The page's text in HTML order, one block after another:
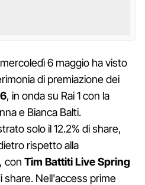
6 maggio ha visto
di premiazione dei
, in onda su Rai 1 con la
e Bianca Balti.
solo il 12.2% di share,
rispetto alla
con Tim Battiti Live Spring
share. Nell'access prime